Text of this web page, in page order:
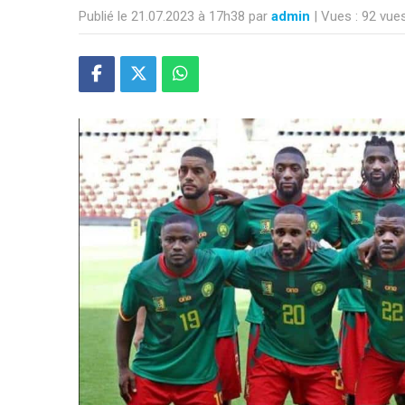
Publié le 21.07.2023 à 17h38 par admin | Vues : 92